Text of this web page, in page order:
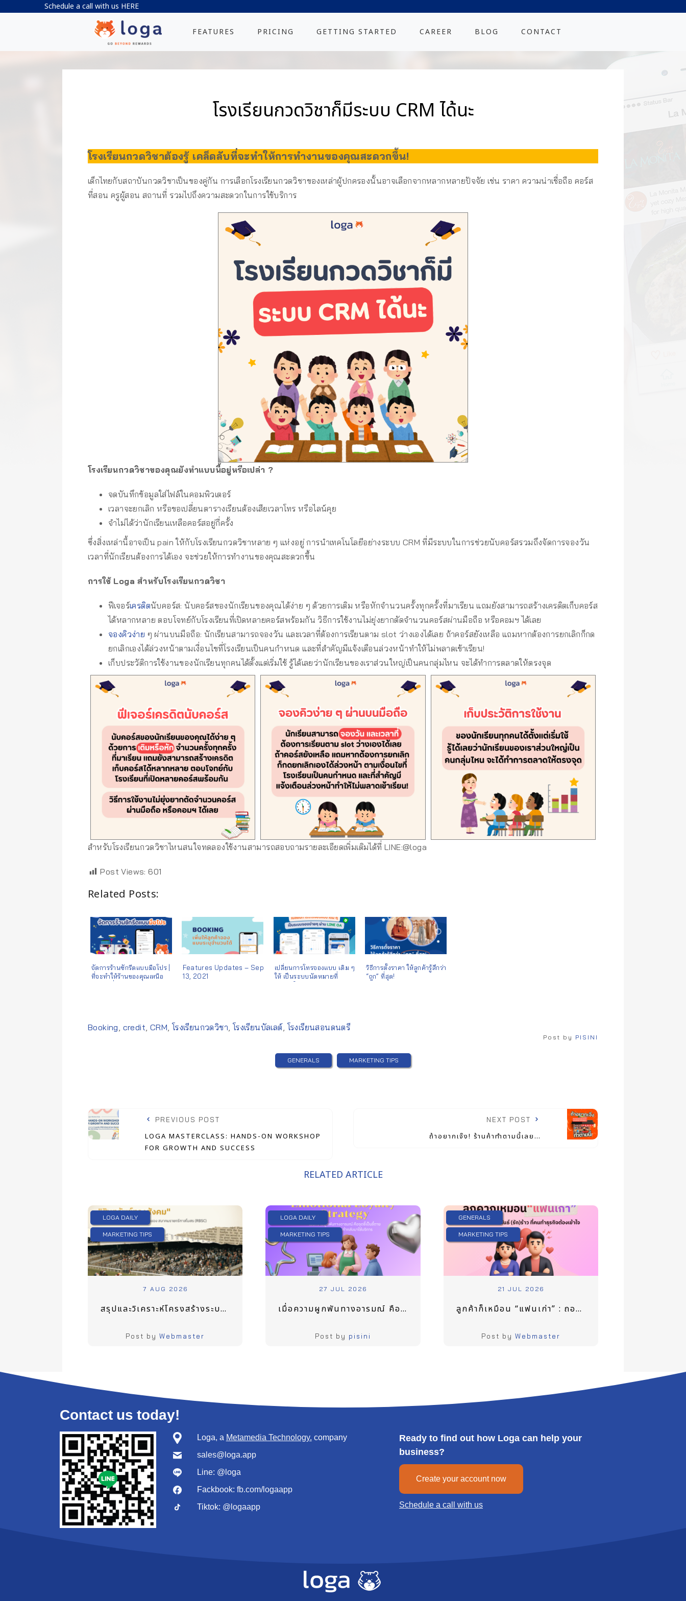
Schedule a call with us HERE
FEATURES PRICING GETTING STARTED CAREER BLOG CONTACT
โรงเรียนกวดวิชาก็มีระบบ CRM ได้นะ
โรงเรียนกวดวิชาต้องรู้ เคล็ดลับที่จะทำให้การทำงานของคุณสะดวกขึ้น!
เด็กไทยกับสถาบันกวดวิชาเป็นของคู่กัน การเลือกโรงเรียนกวดวิชาของเหล่าผู้ปกครองนั้นอาจเลือกจากหลากหลายปัจจัย เช่น ราคา ความน่าเชื่อถือ คอร์ส
ที่สอน ครูผู้สอน สถานที่ รวมไปถึงความสะดวกในการใช้บริการ
โรงเรียนกวดวิชาของคุณยังทำแบบนี้อยู่หรือเปล่า ?
จดบันทึกข้อมูลใส่ไฟล์ในคอมพิวเตอร์
เวลาจะยกเลิก หรือขอเปลี่ยนตารางเรียนต้องเสียเวลาโทร หรือไลน์คุย
จำไม่ได้ว่านักเรียนเหลือคอร์สอยู่กี่ครั้ง
ซึ่งสิ่งเหล่านี้อาจเป็น pain ให้กับโรงเรียนกวดวิชาหลาย ๆ แห่งอยู่ การนำเทคโนโลยีอย่างระบบ CRM ที่มีระบบในการช่วยนับคอร์สรวมถึงจัดการจองวัน
เวลาที่นักเรียนต้องการได้เอง จะช่วยให้การทำงานของคุณสะดวกขึ้น
การใช้ Loga สำหรับโรงเรียนกวดวิชา
ฟีเจอร์เครดิตนับคอร์ส: นับคอร์สของนักเรียนของคุณได้ง่าย ๆ ด้วยการเติม หรือหักจำนวนครั้งทุกครั้งที่มาเรียน แถมยังสามารถสร้างเครดิตเก็บคอร์ส
ได้หลากหลาย ตอบโจทย์กับโรงเรียนที่เปิดหลายคอร์สพร้อมกัน วิธีการใช้งานไม่ยุ่งยากตัดจำนวนคอร์สผ่านมือถือ หรือคอมฯ ได้เลย
จองคิวง่าย ๆ ผ่านบนมือถือ: นักเรียนสามารถจองวัน และเวลาที่ต้องการเรียนตาม slot ว่างเองได้เลย ถ้าคอร์สยังเหลือ แถมหากต้องการยกเลิกก็กด
ยกเลิกเองได้ล่วงหน้าตามเงื่อนไขที่โรงเรียนเป็นคนกำหนด และที่สำคัญมีแจ้งเตือนล่วงหน้าทำให้ไม่พลาดเข้าเรียน!
เก็บประวัติการใช้งานของนักเรียนทุกคนได้ตั้งแต่เริ่มใช้ รู้ได้เลยว่านักเรียนของเราส่วนใหญ่เป็นคนกลุ่มไหน จะได้ทำการตลาดให้ตรงจุด
สำหรับโรงเรียนกวดวิชาไหนสนใจทดลองใช้งานสามารถสอบถามรายละเอียดเพิ่มเติมได้ที่ LINE:@loga
Post Views: 601
Related Posts:
จัดการร้านซักรีดแบบมือโปร |
ที่จะทำให้ร้านของคุณเหนือ
Features Updates – Sep
13, 2021
เปลี่ยนการโทรจองแบบ เดิม ๆ
ให้ เป็นระบบนัดหมายที่
วิธีการตั้งราคา ให้ลูกค้ารู้สึกว่า
“ถูก” ที่สุด!
Tags:
Booking, credit, CRM, โรงเรียนกวดวิชา, โรงเรียนบัลเลต์, โรงเรียนสอนดนตรี
Post by PISINI
GENERALS MARKETING TIPS
PREVIOUS POST
LOGA MASTERCLASS: HANDS-ON WORKSHOP
FOR GROWTH AND SUCCESS
NEXT POST
ถ้าอยากเจ๊ง! ร้านค้าทำตามนี้เลย…
RELATED ARTICLE
LOGA DAILY
MARKETING TIPS
7 AUG 2026
สรุปและวิเคราะห์โครงสร้างระบบสมาชิกของ RBSC เมื่อระบบสมาชิกกลายเป็น “สินทรัพย์ทางสังคม”
Post byWebmaster
LOGA DAILY
MARKETING TIPS
27 JUL 2026
เมื่อความผูกพันทางอารมณ์ คือ จุดชี้เป็นชี้ตายของการทำให้ลูกค้ากลับมาใช้บริการ
Post by pisini
GENERALS
MARKETING TIPS
21 JUL 2026
ลูกค้าก็เหมือน “แฟนเก่า” : ถอดรหัสความสัมพันธ์ (รัก) ร้าว ที่คนทำธุรกิจต้องเข้าใจ
Post by Webmaster